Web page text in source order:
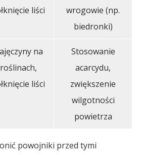
liści
wrogowie (np.
biedronki)
na
roślinach,
liści
Stosowanie
acarcydu,
zwiększenie
wilgotności
powietrza
powojniki przed tymi